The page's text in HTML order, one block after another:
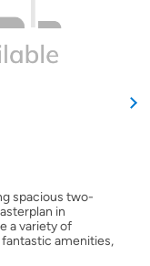
spacious two-
in
a variety of
amenities,
pickleball courts